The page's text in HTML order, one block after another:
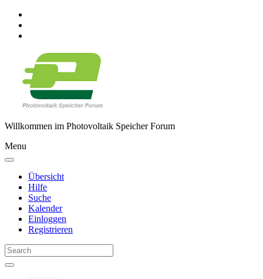
Willkommen im Photovoltaik Speicher Forum
Menu
Übersicht
Hilfe
Suche
Kalender
Einloggen
Registrieren